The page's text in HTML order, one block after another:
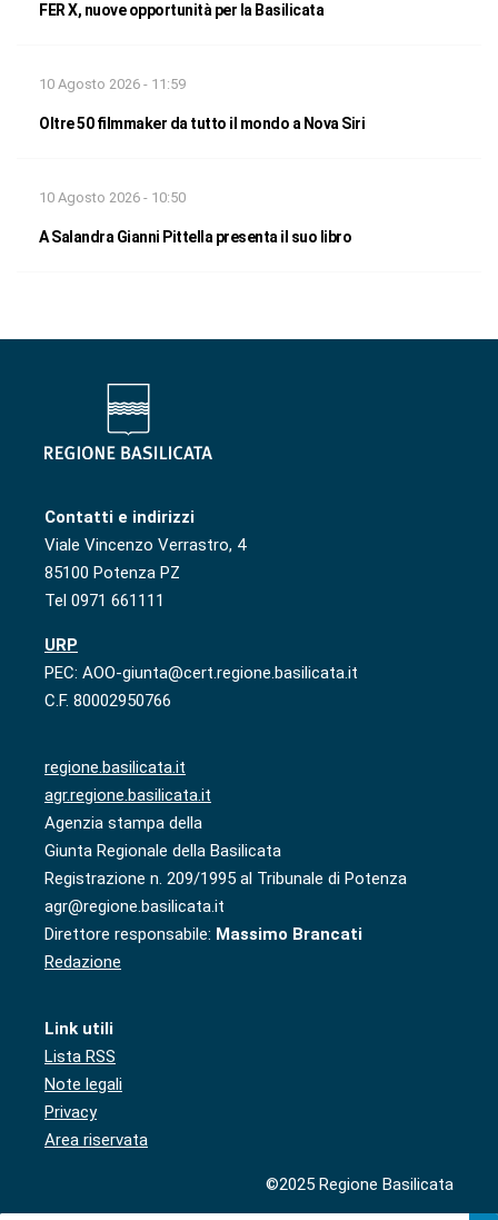
FER X, nuove opportunità per la Basilicata
10 Agosto 2026 - 11:59
Oltre 50 filmmaker da tutto il mondo a Nova Siri
10 Agosto 2026 - 10:50
A Salandra Gianni Pittella presenta il suo libro
Contatti e indirizzi
Viale Vincenzo Verrastro, 4
85100 Potenza PZ
Tel 0971 661111
URP
PEC: AOO-giunta@cert.regione.basilicata.it
C.F. 80002950766
regione.basilicata.it
agr.regione.basilicata.it
Agenzia stampa della
Giunta Regionale della Basilicata
Registrazione n. 209/1995 al Tribunale di Potenza
agr@regione.basilicata.it
Direttore responsabile: Massimo Brancati
Redazione
Link utili
Lista RSS
Note legali
Privacy
Area riservata
©2025 Regione Basilicata